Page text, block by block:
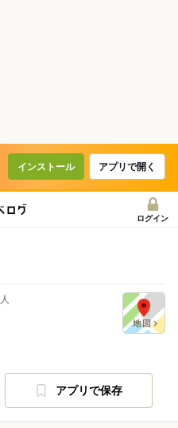
インストール アプリで開く
ログイン
人
アプリで保存